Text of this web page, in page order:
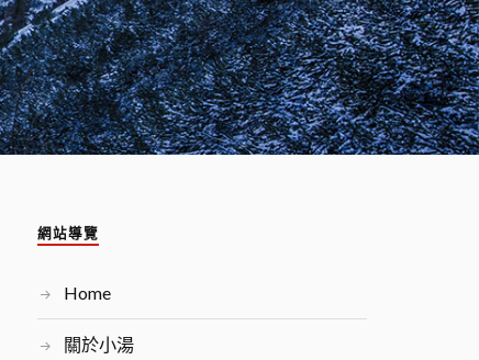
網站導覽
Home
關於小湯